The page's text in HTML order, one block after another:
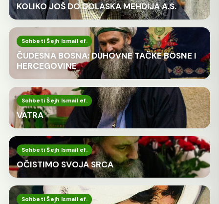
KOLIKO JOŠ DO DOLASKA MEHDIJA A.S.
Sohbeti Šejh Ismail ef.
ČUDESNA BOSNA: DUHOVNE TAČKE BOSNE I
HERCEGOVINE
Sohbeti Šejh Ismail ef.
VATRA
Sohbeti Šejh Ismail ef.
OČISTIMO SVOJA SRCA
Sohbeti Šejh Ismail ef.